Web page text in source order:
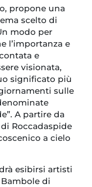
propone una
scelto di
modo per
l’importanza e
e
visionata,
significato più
sulle
A partire da
Roccadaspide
a cielo
esibirsi artisti
di